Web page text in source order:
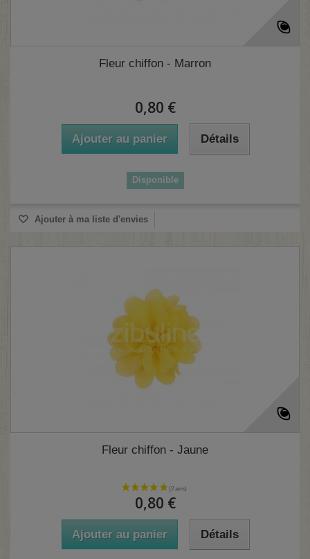
Fleur chiffon - Marron
0,80 €
Ajouter au panier Détails
Disponible
Ajouter à ma liste d'envies
Fleur chiffon - Jaune
0,80 €
Ajouter au panier Détails